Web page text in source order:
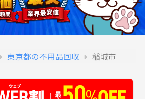
東京都の不用品回収 稲城市